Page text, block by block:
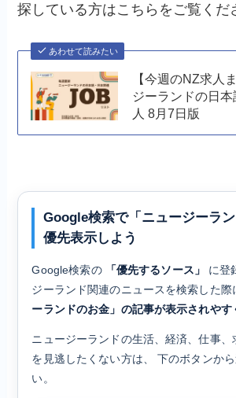
探している方はこちらをご覧くだ
あわせて読みたい
【今週のNZ求人
ジーランドの日
人 8月7日版
Google検索で「ニュージーラ
優先表示しよう
Google検索の 「優先するソース」
に登
ジーランド関連のニュースを検索した際
ーランドのお金」の記事が表示されやす
ニュージーランドの生活、経済、仕事、
を見逃したくない方は、 下のボタンか
い。